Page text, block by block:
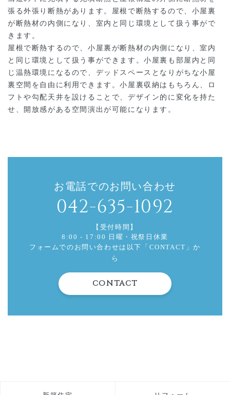
張る外張り断熱があります。屋根で断熱するので、小屋裏
が断熱材の内側になり、室内と同じ環境として扱う事がで
きます。
屋根で断熱するので、小屋裏が断熱材の内側になり、室内
と同じ環境として扱う事ができます。小屋裏も部屋内と同
じ温熱環境になるので、デッドスペースとなりがちな小屋
裏空間を自由に利用できます。小屋裏収納はもちろん、ロ
フトや勾配天井を設けることで、デザイン的に変化を持た
せ、開放感がある空間演出が可能になります。
お電話でのお問い合わせ
042-635-1092
【受付時間】
8:00 - 17:00 日曜・祝祭日休業
フォームでのお問い合わせは以下「CONTACT」か
ら
CONTACT